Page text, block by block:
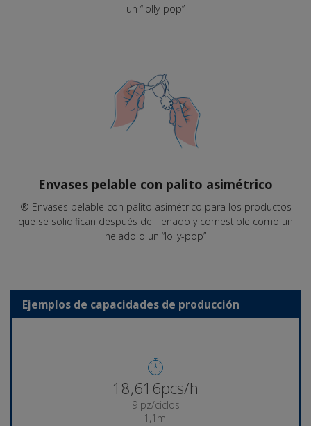
un “lolly-pop”
Envases pelable con palito asimétrico
® Envases pelable con palito asimétrico para los productos
que se solidifican después del llenado y comestible como un
helado o un “lolly-pop”
Ejemplos de capacidades de producción
18,830pcs/h
9 pz/ciclos
1,1ml